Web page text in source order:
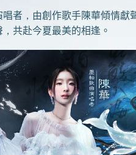
，由創作歌手陳華傾情獻
共赴今夏最美的相逢。